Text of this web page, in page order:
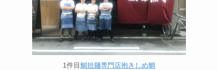
1件目鯛担麺専門店抱きしめ鯛